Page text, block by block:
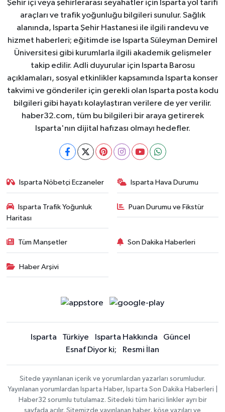
Şehir içi veya şehirlerarası seyahatler için Isparta yol tarifi
araçları ve trafik yoğunluğu bilgileri sunulur. Sağlık
alanında, Isparta Şehir Hastanesi ile ilgili randevu ve
hizmet haberleri; eğitimde ise Isparta Süleyman Demirel
Üniversitesi gibi kurumlarla ilgili akademik gelişmeler
takip edilir. Adli duyurular için Isparta Barosu
açıklamaları, sosyal etkinlikler kapsamında Isparta konser
takvimi ve gönderiler için gerekli olan Isparta posta kodu
bilgileri gibi hayatı kolaylaştıran verilere de yer verilir.
haber32.com, tüm bu bilgileri bir araya getirerek
Isparta'nın dijital hafızası olmayı hedefler.
Isparta Nöbetçi Eczaneler Isparta Hava Durumu
Isparta Trafik Yoğunluk
Haritası
Puan Durumu ve Fikstür
Tüm Manşetler Son Dakika Haberleri
Haber Arşivi
Isparta Türkiye Isparta Hakkında
Güncel
Esnaf Diyor ki;
Resmi İlan
Sitede yayınlanan içerik ve yorumlardan yazarları sorumludur.
Yayınlanan yorumlardan Isparta Haber, Isparta Son Dakika Haberleri |
Haber32 sorumlu tutulamaz. Sitedeki tüm harici linkler ayrı bir
sayfada açılır. Sitemizde yayınlanan haber, köşe yazıları ve